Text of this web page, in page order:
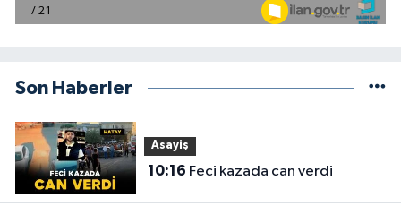
Son Haberler
Asayiş
10:16 Feci kazada can verdi